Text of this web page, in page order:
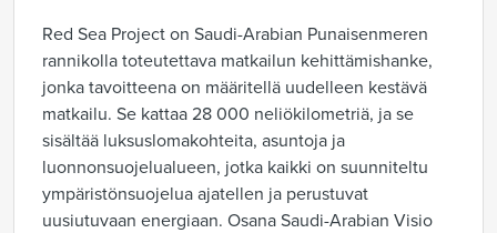
Red Sea Project on Saudi-Arabian Punaisenmeren
rannikolla toteutettava matkailun kehittämishanke,
jonka tavoitteena on määritellä uudelleen kestävä
matkailu. Se kattaa 28 000 neliökilometriä, ja se
sisältää luksuslomakohteita, asuntoja ja
luonnonsuojelualueen, jotka kaikki on suunniteltu
ympäristönsuojelua ajatellen ja perustuvat
uusiutuvaan energiaan. Osana Saudi-Arabian Visio